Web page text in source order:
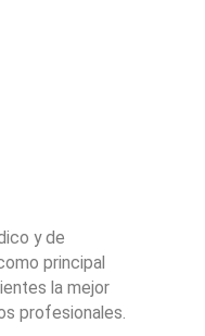
y de
principal
la mejor
profesionales.